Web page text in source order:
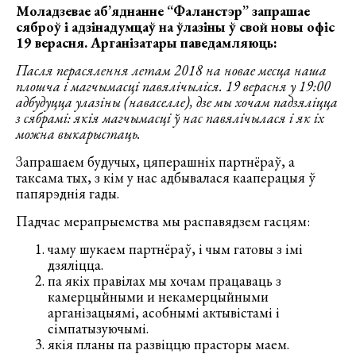
Моладзевае аб’яднанне “Фаланстэр” запрашае
сяброў і адзінадумцаў на ўлазіны ў свой новы офіс
19 верасня. Арганізатары паведамляюць:
Пасля перасялення летам 2018 на новае месца наша
плошча і магчымасці павялічыліся. 19 верасня у 19:00
адбудуцца улазіны (наваселле), дзе мы хочам падзяліцца
з сябрамі: якія магчымасці ў нас павялічылася і як іх
можна выкарыстаць.
Запрашаем будучых, цяперашніх партнёраў, а
таксама тых, з кім у нас адбывалася кааперацыя ў
папярэднія гады.
Падчас мерапрыемства мы распавядзем гасцям:
чаму шукаем партнёраў, і чым гатовы з імі
дзяліцца.
па якіх правілах мы хочам працаваць з
камерцыйными и некамерцыйными
арганізацыямі, асобнымі актывістамі і
сімпатызуючымі.
якія планы па развіццю прасторы маем.